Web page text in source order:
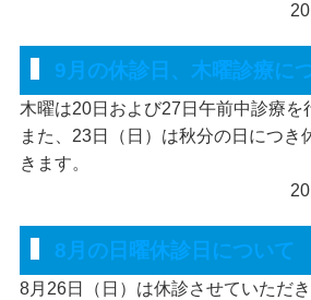
9月の休診日、木曜診療に
木曜は20日および27日午前中診療を
また、23日（日）は秋分の日につき
きます。
8月の日曜休診日について
8月26日（日）は休診させていただき